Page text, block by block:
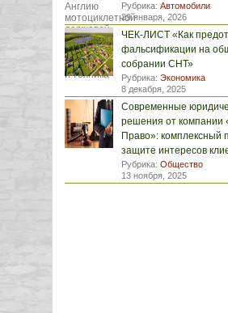
Рубрика: Автомобили
29 января, 2026
ЧЕК-ЛИСТ «Как
фальсификации на
собрании СНТ»
Рубрика: Экономика
8 декабря, 2025
Современные
решения от компании
Право»: комплексный
защите интересов
Рубрика: Общество
13 ноября, 2025